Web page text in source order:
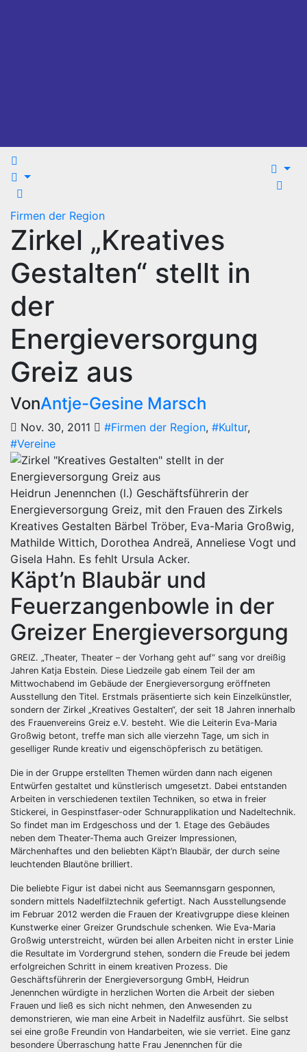
Firmen der Region
Zirkel „Kreatives
Gestalten“ stellt in
der
Energieversorgung
Greiz aus
VonAntje-Gesine Marsch
Nov. 30, 2011 #Firmen der Region, #Kultur,
#Vereine
Heidrun Jenennchen (l.) Geschäftsführerin der
Energieversorgung Greiz, mit den Frauen des Zirkels
Kreatives Gestalten Bärbel Tröber, Eva-Maria Großwig,
Mathilde Wittich, Dorothea Andreä, Anneliese Vogt und
Gisela Hahn. Es fehlt Ursula Acker.
Käpt’n Blaubär und
Feuerzangenbowle in der
Greizer Energieversorgung
GREIZ. „Theater, Theater – der Vorhang geht auf“ sang vor dreißig
Jahren Katja Ebstein. Diese Liedzeile gab einem Teil der am
Mittwochabend im Gebäude der Energieversorgung eröffneten
Ausstellung den Titel. Erstmals präsentierte sich kein Einzelkünstler,
sondern der Zirkel „Kreatives Gestalten“, der seit 18 Jahren innerhalb
des Frauenvereins Greiz e.V. besteht. Wie die Leiterin Eva-Maria
Großwig betont, treffe man sich alle vierzehn Tage, um sich in
geselliger Runde kreativ und eigenschöpferisch zu betätigen.
Die in der Gruppe erstellten Themen würden dann nach eigenen
Entwürfen gestaltet und künstlerisch umgesetzt. Dabei entstanden
Arbeiten in verschiedenen textilen Techniken, so etwa in freier
Stickerei, in Gespinstfaser-oder Schnurapplikation und Nadeltechnik.
So findet man im Erdgeschoss und der 1. Etage des Gebäudes
neben dem Theater-Thema auch Greizer Impressionen,
Märchenhaftes und den beliebten Käpt’n Blaubär, der durch seine
leuchtenden Blautöne brilliert.
Die beliebte Figur ist dabei nicht aus Seemannsgarn gesponnen,
sondern mittels Nadelfilztechnik gefertigt. Nach Ausstellungsende
im Februar 2012 werden die Frauen der Kreativgruppe diese kleinen
Kunstwerke einer Greizer Grundschule schenken. Wie Eva-Maria
Großwig unterstreicht, würden bei allen Arbeiten nicht in erster Linie
die Resultate im Vordergrund stehen, sondern die Freude bei jedem
erfolgreichen Schritt in einem kreativen Prozess. Die
Geschäftsführerin der Energieversorgung GmbH, Heidrun
Jenennchen würdigte in herzlichen Worten die Arbeit der sieben
Frauen und ließ es sich nicht nehmen, den Anwesenden zu
demonstrieren, wie man eine Arbeit in Nadelfilz ausführt. Sie selbst
sei eine große Freundin von Handarbeiten, wie sie verriet. Eine ganz
besondere Überraschung hatte Frau Jenennchen für die